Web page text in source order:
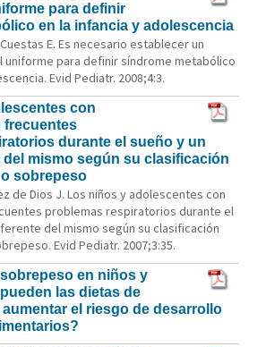
para definir
en la infancia y adolescencia
E. Es necesario establecer un
para definir síndrome metabólico
Evid Pediatr. 2008;4:3.
con
frecuentes
durante el sueño y un
mismo según su clasificación
sobrepeso
de Dios J. Los niños y adolescentes con
problemas respiratorios durante el
del mismo según su clasificación
Evid Pediatr. 2007;3:35.
en niños y
las dietas de
el riesgo de desarrollo